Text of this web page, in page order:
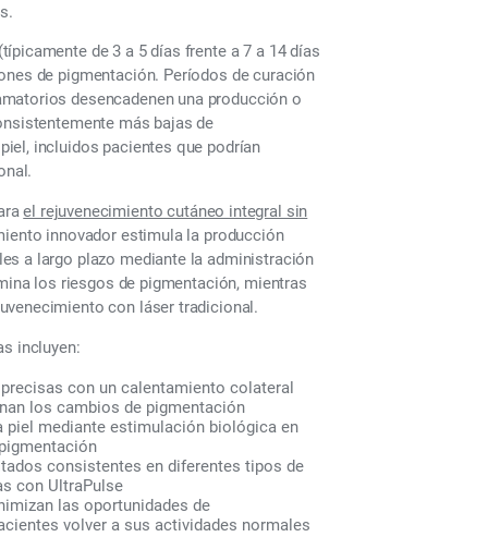
de 3 a 5 días frente a 7 a 14 días
de pigmentación. Períodos de curación
desencadenen una producción o
más bajas de
incluidos pacientes que podrían
el rejuvenecimiento cutáneo integral sin
innovador estimula la producción
a largo plazo mediante la administración
los riesgos de pigmentación, mientras
con láser tradicional.
incluyen:
con un calentamiento colateral
los cambios de pigmentación
piel mediante estimulación biológica en
consistentes en diferentes tipos de
con UltraPulse
las oportunidades de
volver a sus actividades normales